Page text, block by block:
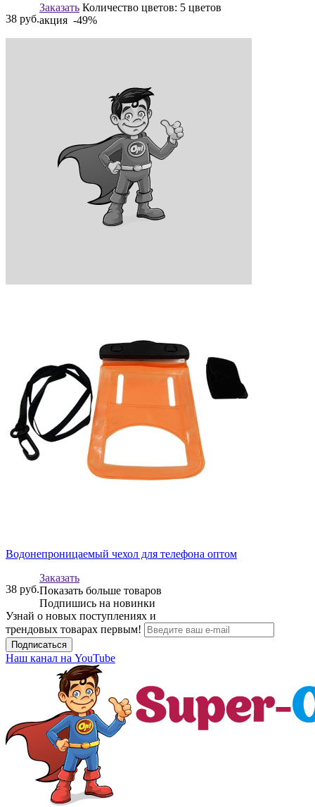
38 руб.
Заказать Количество цветов: 5 цветов
акция -49%
Водонепроницаемый чехол для телефона оптом
38 руб.
Заказать
Показать больше товаров
Подпишись на новинки
Узнай о новых поступлениях и
трендовых товарах первым!
Подписаться
Наш канал на YouTube